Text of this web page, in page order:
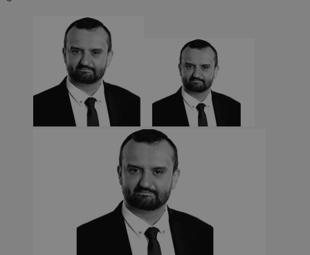
.rfihub.com
VISITOR_PRIVACY_METADATA
Google Privacy Policy